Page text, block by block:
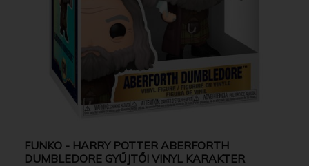
FUNKO - HARRY POTTER ABERFORTH
DUMBLEDORE GYŰJTŐI VINYL KARAKTER